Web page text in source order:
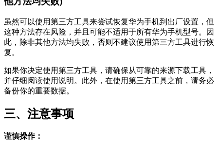
虽然可以使用第三方工具来尝试恢复华为手机到出厂设置，但
这种方法存在风险，并且可能不适用于所有华为手机型号。因
此，除非其他方法均失败，否则不建议使用第三方工具进行恢
复。
如果你决定使用第三方工具，请确保从可靠的来源下载工具，
并仔细阅读使用说明。此外，在使用第三方工具之前，请务必
备份你的重要数据。
三、注意事项
谨慎操作：